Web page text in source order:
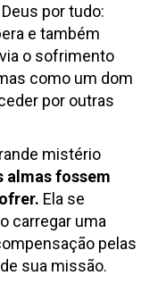
por tudo:
e também
o sofrimento
como um dom
por outras
mistério
almas fossem
Ela se
carregar uma
pelas
sua missão.